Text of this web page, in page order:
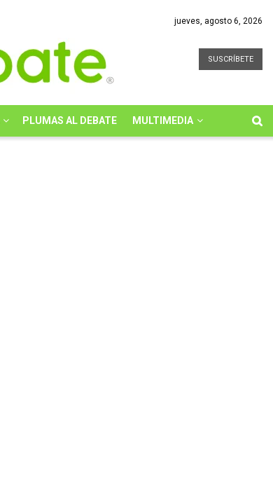
jueves, agosto 6, 2026
SUSCRÍBETE
PLUMAS AL DEBATE MULTIMEDIA